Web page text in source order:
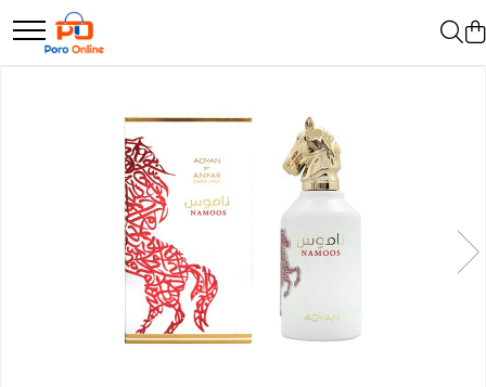
Parfum
Parfum Barbati
Parfumuri Arabesti